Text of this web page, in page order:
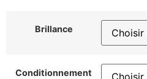
Brillance
Conditionnement